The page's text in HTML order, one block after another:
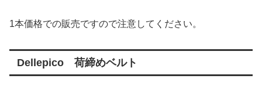
1本価格での販売ですので注意してください。
Dellepico 荷締めベルト